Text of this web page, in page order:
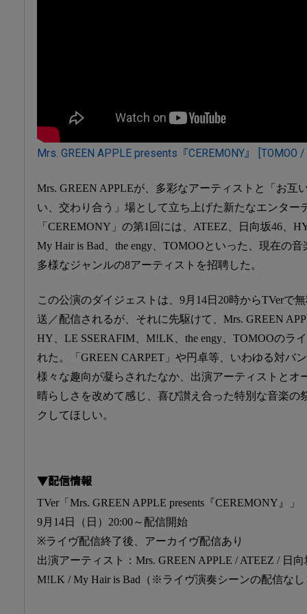
Mrs. GREEN APPLE presents『CEREMONY』 [TOMOO
Mrs. GREEN APPLEが、多彩なアーティストと「お互
い、交わり合う」場として立ち上げた新たなエンター
「CEREMONY」の第1回には、ATEEZ、日向坂46、
My Hair is Bad、the engy、TOMOOといった、現在の
多様なジャンルの8アーティストを招聘した。
この公演のダイジェストは、9月14日20時からTVerで
送／配信されるが、それに先駆けて、Mrs. GREEN
HY、LE SSERAFIM、M!LK、the engy、TOMOOのラ
れた。「GREEN CARPET」や円卓等、いわゆる対バ
様々な趣向が凝らされたなか、出演アーティストとオ
晴らしさを改めて感じ、喜び讃え合った特別な音楽の
クしてほしい。
▼配信情報
TVer「Mrs. GREEN APPLE presents『CEREMONY』」
9月14日（日）20:00～配信開始
※ライヴ配信終了後、アーカイヴ配信あり
出演アーティスト：Mrs. GREEN APPLE / ATEEZ / 日
M!LK / My Hair is Bad（※ライヴ演奏シーンの配信なし